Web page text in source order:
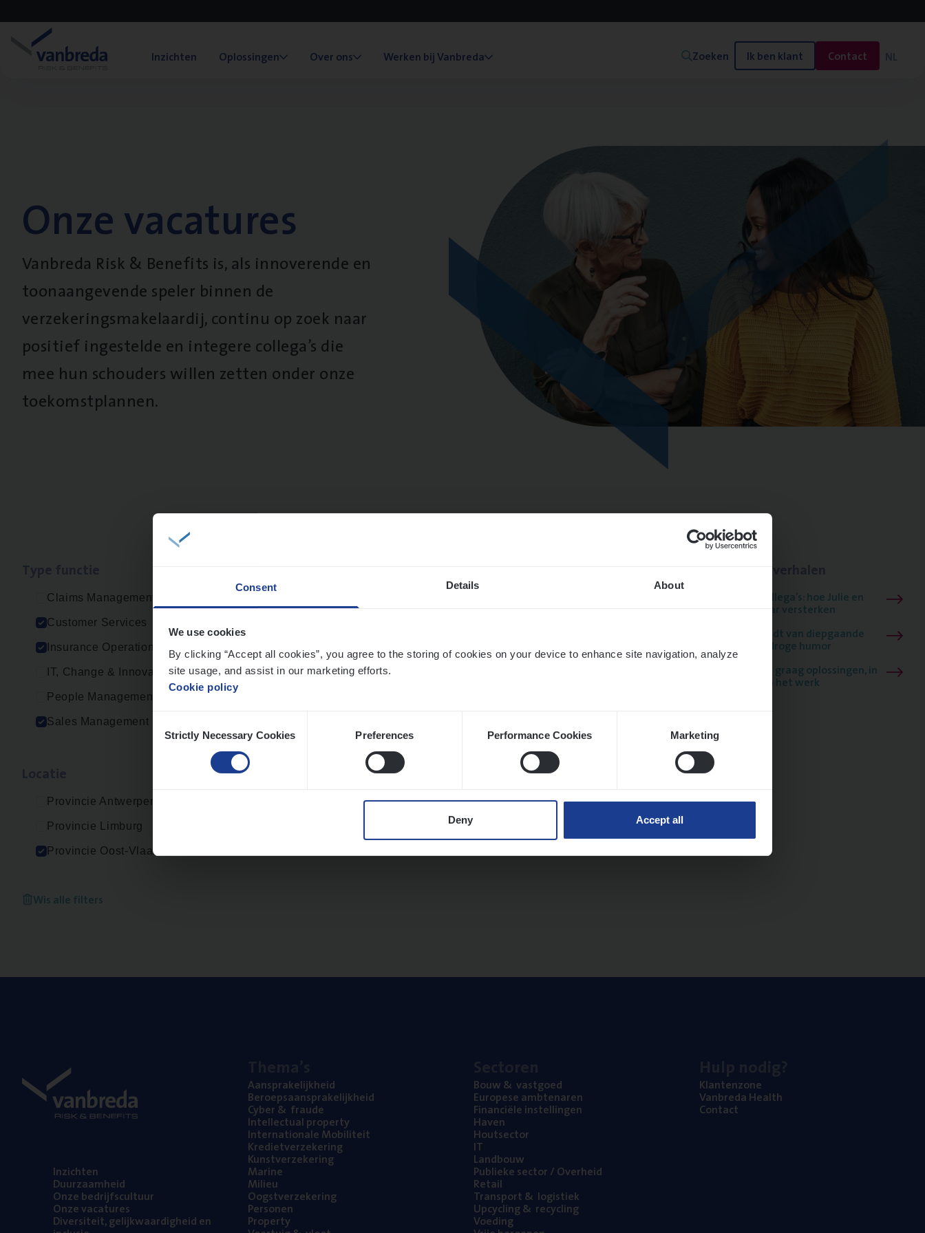
Consent Details About
We use cookies
By clicking “Accept all cookies”, you agree to the storing of cookies on your device to enhance site navigation, analyze
site usage, and assist in our marketing efforts.
Cookie policy
Selection
Strictly Necessary Cookies Preferences Performance Cookies Marketing
Deny Accept all
Inzichten Oplossingen Over ons Werken bij Vanbreda Zoeken Ik ben klant Contact NL
Onze vacatures
Vanbreda Risk & Benefits is, als innoverende en
toonaangevende speler binnen de
verzekeringsmakelaardij, continu op zoek naar
positief ingestelde en integere collega’s die
mee hun schouders willen zetten onder onze
toekomstplannen.
Claims Management
Customer Services
Insurance Operations
IT, Change & Innovation
People Management
Sales Management
Provincie Antwerpen
Provincie Limburg
Provincie Oost-Vlaanderen
Wis alle filters
Meer dan collega’s: hoe Julie en
Aurélie elkaar versterken
Mathias houdt van diepgaande
dossiers én droge humor
Thalia zoekt graag oplossingen, in
games én op het werk
Inzich­ten
Duur­zaam­heid
Onze bedrijfs­cul­tuur
Onze vaca­tu­res
Diver­si­teit, gelijk­waar­dig­heid en
Aan­spra­ke­lijk­heid
Beroeps­aan­spra­ke­lijk­heid
Cyber& fraude
Intel­lec­tu­al property
Inter­na­ti­o­na­le Mobiliteit
Kre­diet­ver­ze­ke­ring
Kunst­ver­ze­ke­ring
Mari­ne
Mili­eu
Oogst­ver­ze­ke­ring
Per­so­nen
Pro­per­ty
Bouw& vastgoed
Euro­pe­se ambtenaren
Finan­ci­ë­le instellingen
Haven
Hout­sec­tor
IT
Land­bouw
Publie­ke sec­tor / Overheid
Retail
Trans­port& logistiek
Upcy­cling& recycling
Voe­ding
Klan­ten­zo­ne
Van­b­re­da Health
Con­tact